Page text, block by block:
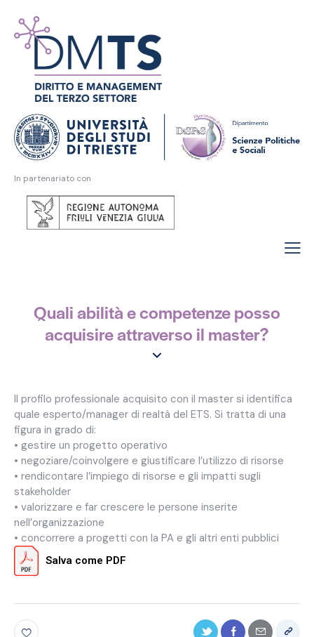
In partenariato con
Quali abilità e competenze posso
acquisire attraverso il master?
Il profilo professionale acquisito con il master si identifica
quale esperto/manager di realtà del ETS. Si tratta di una
figura in grado di:
• gestire un progetto operativo
• negoziare/coinvolgere e giustificare l’utilizzo di risorse
• rendicontare l’impiego di risorse e gli impatti sugli
stakeholder
• valorizzare e far crescere le persone inserite
nell’organizzazione
• concorrere a progetti con la PA e gli altri enti pubblici
Salva come PDF